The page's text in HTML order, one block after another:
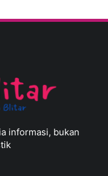
informasi, bukan